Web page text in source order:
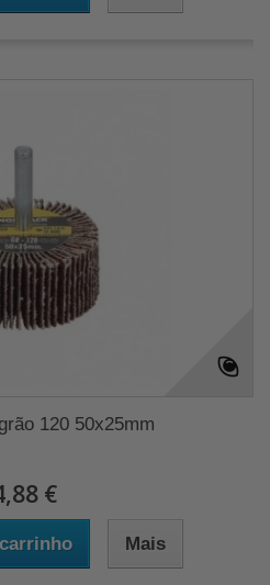
120 50x25mm
€
Mais